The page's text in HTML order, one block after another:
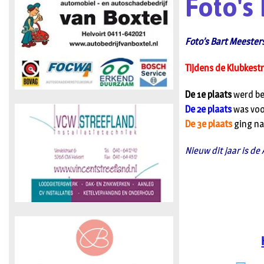
Foto’s Bart
Tijdens de
De 1e plaatswerd
De 2e plaatswas
De 3e plaatsging
Nieuw dit jaar is de